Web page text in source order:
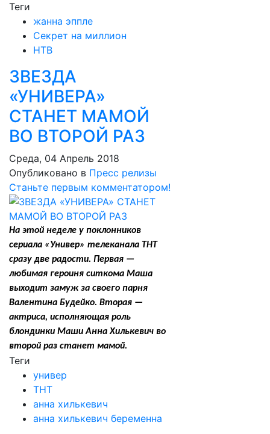
Теги
жанна эппле
Секрет на миллион
НТВ
ЗВЕЗДА
«УНИВЕРА»
СТАНЕТ МАМОЙ
ВО ВТОРОЙ РАЗ
Среда, 04 Апрель 2018
Опубликовано в Пресс релизы
Станьте первым комментатором!
На этой неделе у поклонников
сериала «Универ» телеканала ТНТ
сразу две радости. Первая —
любимая героиня ситкома Маша
выходит замуж за своего парня
Валентина Будейко. Вторая —
актриса, исполняющая роль
блондинки Маши Анна Хилькевич во
второй раз станет мамой.
Теги
универ
ТНТ
анна хилькевич
анна хилькевич беременна